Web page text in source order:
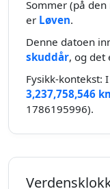
Sommer (på
er Løven.
Denne datoen
skuddår, og det
Fysikk-kontekst:
3,237,758,546
1786195996).